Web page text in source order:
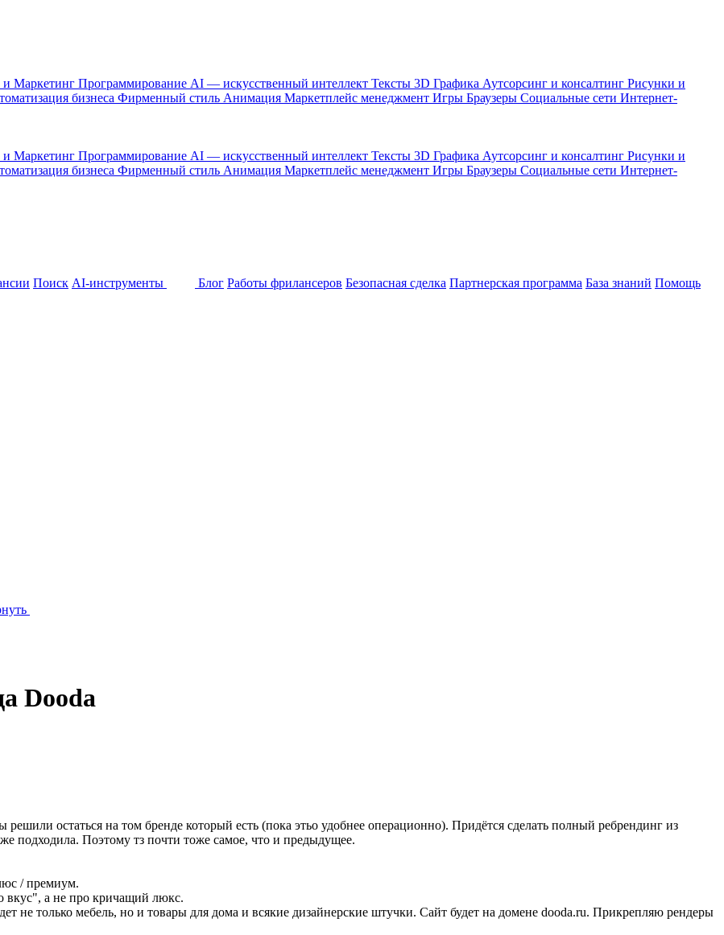
и Маркетинг Программирование AI — искусственный интеллект Тексты 3D Графика Аутсорсинг и консалтинг Рисунки и
бизнеса Фирменный стиль Анимация Маркетплейс менеджмент Игры Браузеры Социальные сети Интернет-
и Маркетинг Программирование AI — искусственный интеллект Тексты 3D Графика Аутсорсинг и консалтинг Рисунки и
бизнеса Фирменный стиль Анимация Маркетплейс менеджмент Игры Браузеры Социальные сети Интернет-
Поиск AI-инструменты Блог Работы фрилансеров Безопасная сделка Партнерская программа База знаний Помощь
Dooda
остаться на том бренде который есть (пока этьо удобнее операционно). Придётся сделать полный ребрендинг из
подходила. Поэтому тз почти тоже самое, что и предыдущее.
/ премиум.
а не про кричащий люкс.
не только мебель, но и товары для дома и всякие дизайнерские штучки. Сайт будет на домене dooda.ru. Прикрепляю рендеры